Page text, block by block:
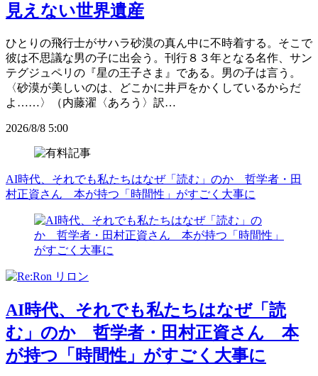
見えない世界遺産
ひとりの飛行士がサハラ砂漠の真ん中に不時着する。そこで
彼は不思議な男の子に出会う。刊行８３年となる名作、サン
テグジュペリの『星の王子さま』である。男の子は言う。
〈砂漠が美しいのは、どこかに井戸をかくしているからだ
よ……〉（内藤濯〈あろう〉訳…
2026/8/8 5:00
AI時代、それでも私たちはなぜ「読む」のか 哲学者・田
村正資さん 本が持つ「時間性」がすごく大事に
AI時代、それでも私たちはなぜ「読
む」のか 哲学者・田村正資さん 本
が持つ「時間性」がすごく大事に